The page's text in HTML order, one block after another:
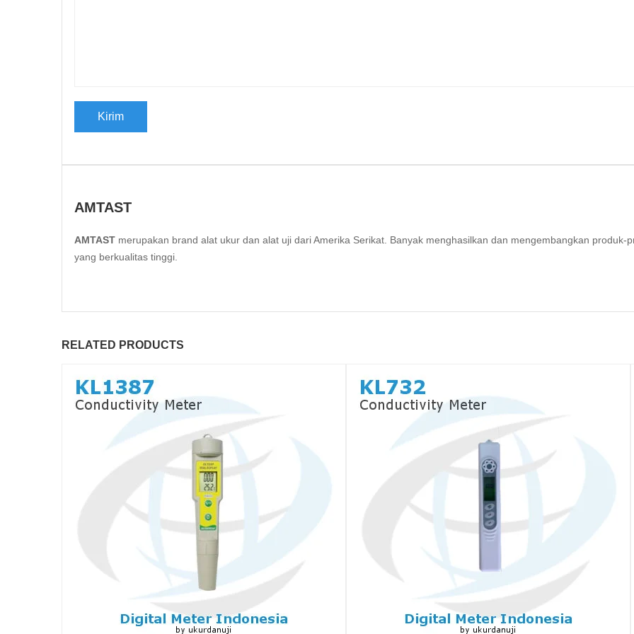
AMTAST
AMTAST merupakan brand alat ukur dan alat uji dari Amerika Serikat. Banyak menghasilkan dan mengembangkan produk-
yang berkualitas tinggi.
RELATED PRODUCTS